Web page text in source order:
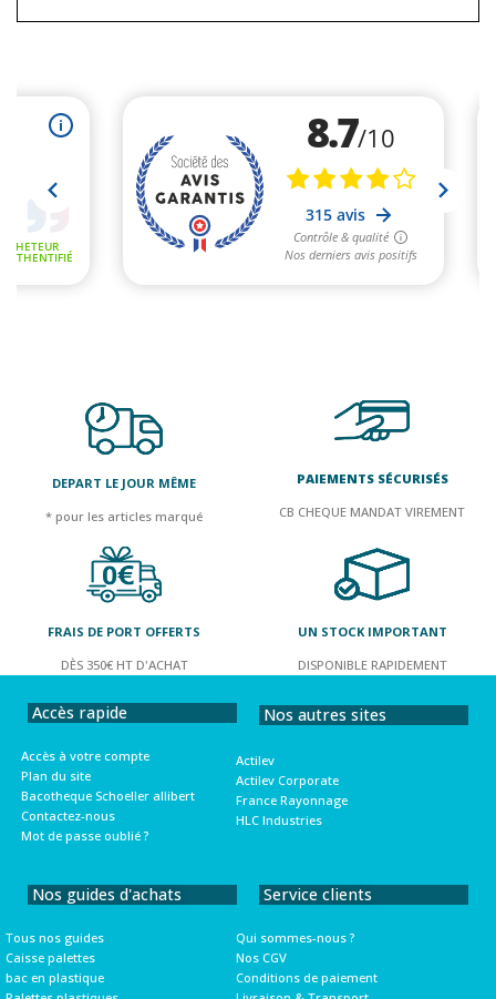
DEPART LE JOUR MÊME
* pour les articles marqué
PAIEMENTS SÉCURISÉS
CB CHEQUE MANDAT VIREMENT
FRAIS DE PORT OFFERTS
DÈS 350€ HT D'ACHAT
UN STOCK IMPORTANT
DISPONIBLE RAPIDEMENT
Accès rapide
Accès à votre compte
Plan du site
Bacotheque Schoeller allibert
Contactez-nous
Mot de passe oublié ?
Nos autres sites
Actilev
Actilev Corporate
France Rayonnage
HLC Industries
Nos guides d'achats
Tous nos guides
Caisse palettes
bac en plastique
Service clients
Qui sommes-nous ?
Nos CGV
Conditions de paiement